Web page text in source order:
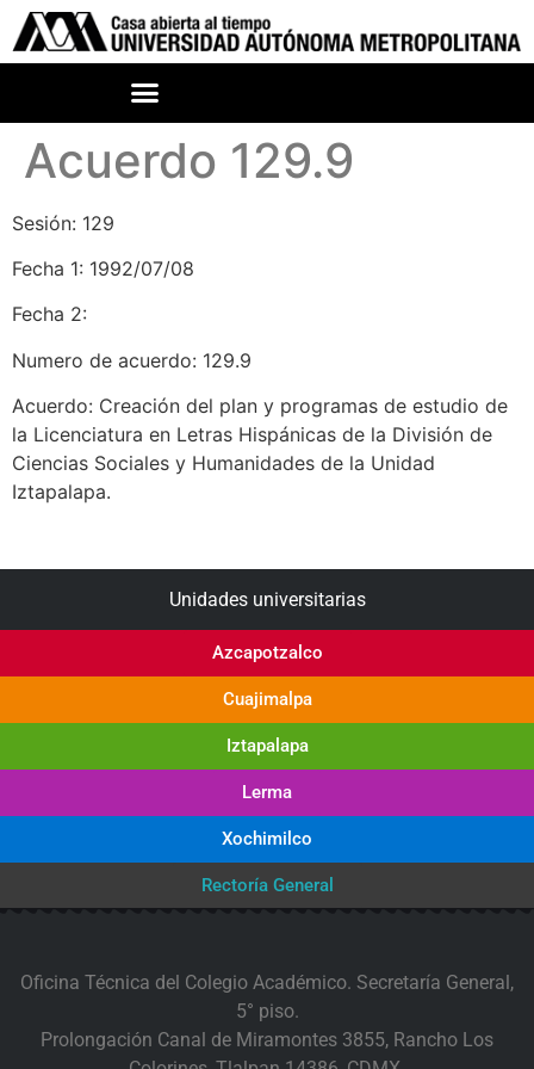
Acuerdo 129.9
Sesión: 129
Fecha 1: 1992/07/08
Fecha 2:
Numero de acuerdo: 129.9
Acuerdo: Creación del plan y programas de estudio de
la Licenciatura en Letras Hispánicas de la División de
Ciencias Sociales y Humanidades de la Unidad
Iztapalapa.
Unidades universitarias
Azcapotzalco
Cuajimalpa
Iztapalapa
Lerma
Xochimilco
Rectoría General
Oficina Técnica del Colegio Académico. Secretaría General,
5° piso.
Prolongación Canal de Miramontes 3855, Rancho Los